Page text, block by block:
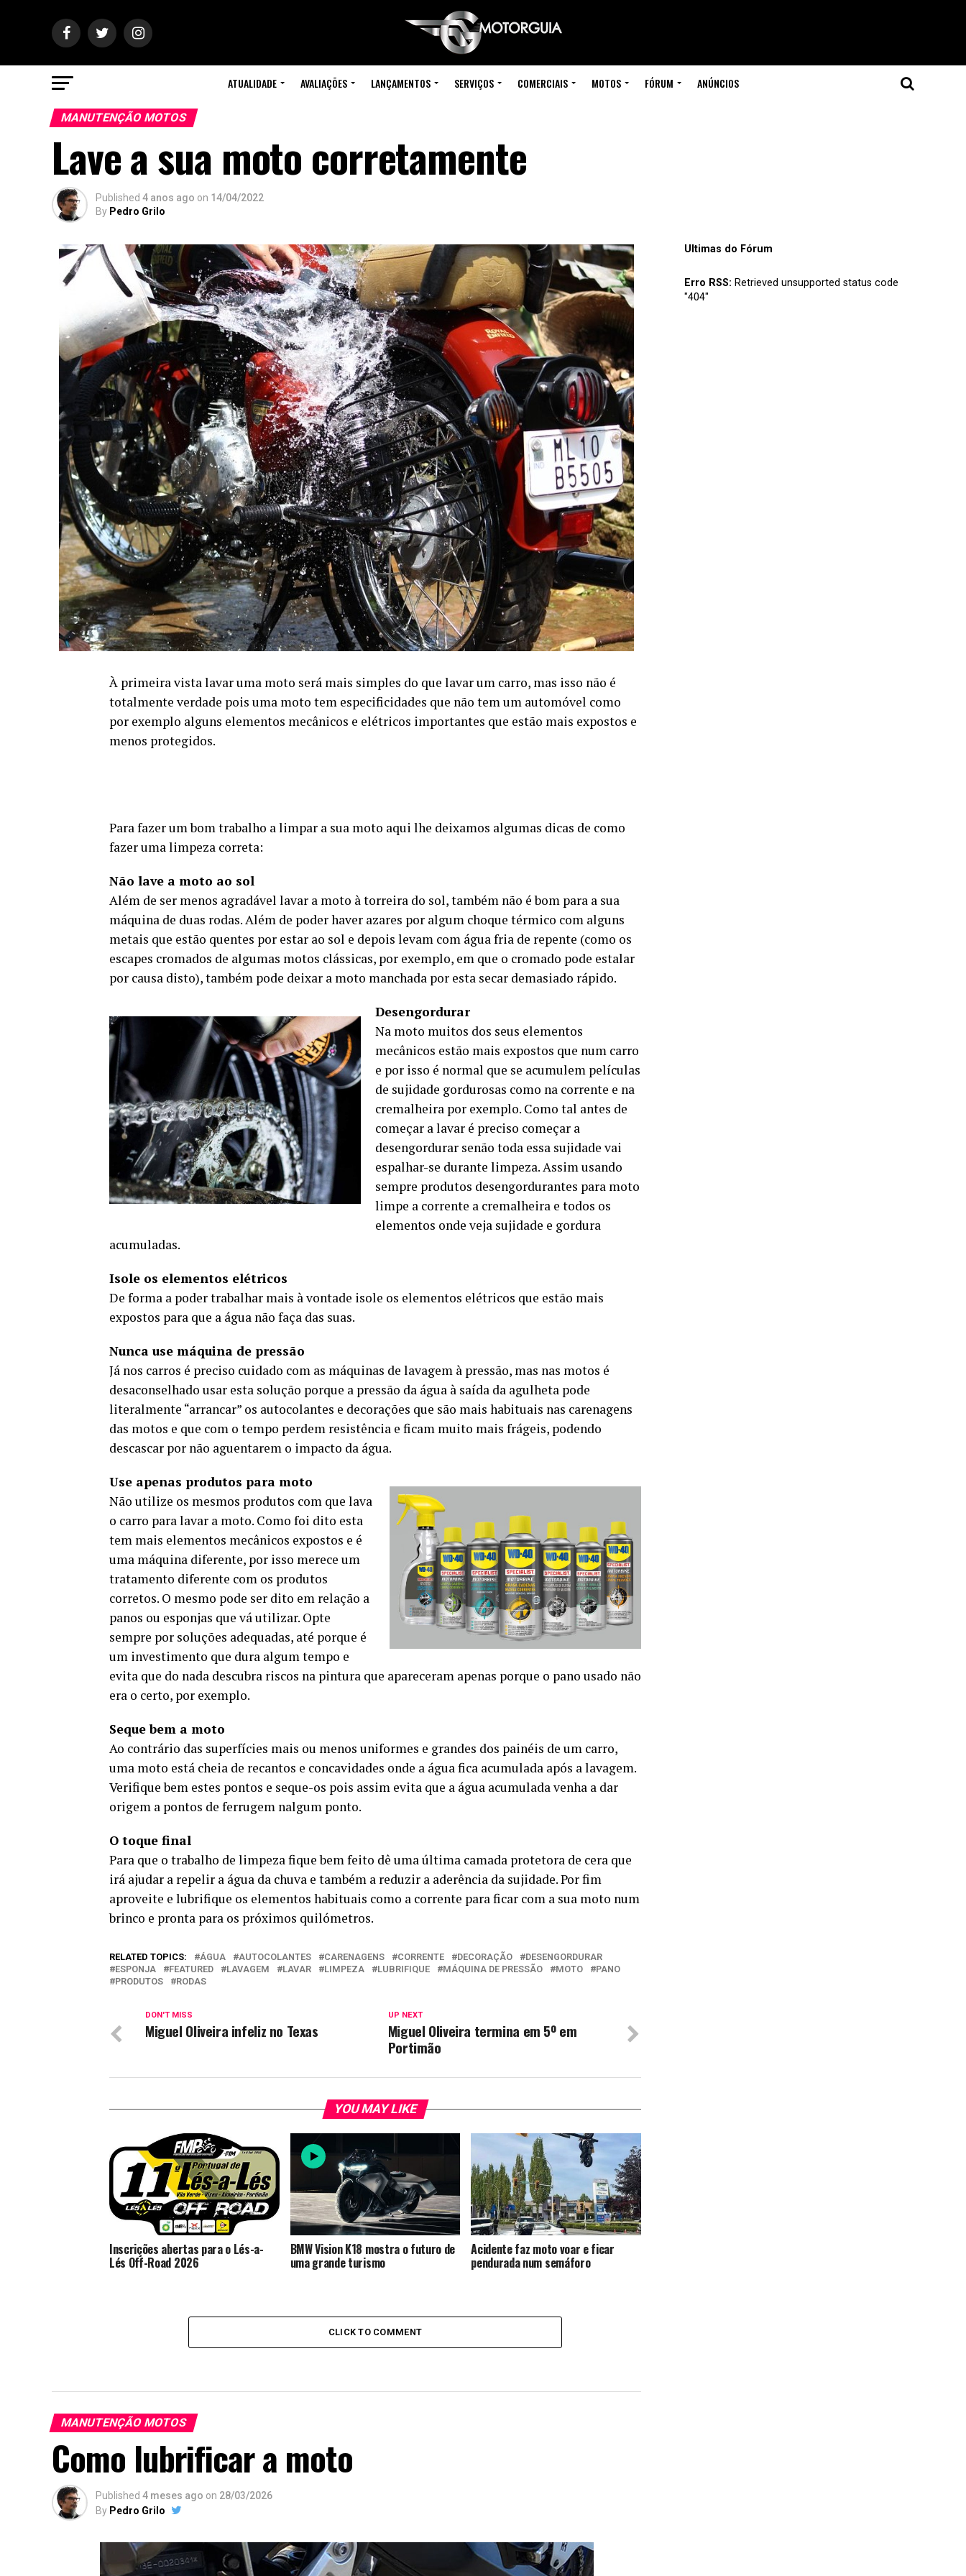
ATUALIDADE AVALIAÇÕES LANÇAMENTOS SERVIÇOS COMERCIAIS MOTOS FÓRUM ANÚNCIOS
MANUTENÇÃO MOTOS
Lave a sua moto corretamente
Published 4 anos ago on 14/04/2022
By Pedro Grilo
À primeira vista lavar uma moto será mais simples do que lavar um carro, mas isso não é
totalmente verdade pois uma moto tem especificidades que não tem um automóvel como
por exemplo alguns elementos mecânicos e elétricos importantes que estão mais expostos e
menos protegidos.
Para fazer um bom trabalho a limpar a sua moto aqui lhe deixamos algumas dicas de como
fazer uma limpeza correta:
Não lave a moto ao sol
Além de ser menos agradável lavar a moto à torreira do sol, também não é bom para a sua
máquina de duas rodas. Além de poder haver azares por algum choque térmico com alguns
metais que estão quentes por estar ao sol e depois levam com água fria de repente (como os
escapes cromados de algumas motos clássicas, por exemplo, em que o cromado pode estalar
por causa disto), também pode deixar a moto manchada por esta secar demasiado rápido.
Desengordurar
Na moto muitos dos seus elementos
mecânicos estão mais expostos que num carro
e por isso é normal que se acumulem películas
de sujidade gordurosas como na corrente e na
cremalheira por exemplo. Como tal antes de
começar a lavar é preciso começar a
desengordurar senão toda essa sujidade vai
espalhar-se durante limpeza. Assim usando
sempre produtos desengordurantes para moto
limpe a corrente a cremalheira e todos os
elementos onde veja sujidade e gordura
acumuladas.
Isole os elementos elétricos
De forma a poder trabalhar mais à vontade isole os elementos elétricos que estão mais
expostos para que a água não faça das suas.
Nunca use máquina de pressão
Já nos carros é preciso cuidado com as máquinas de lavagem à pressão, mas nas motos é
desaconselhado usar esta solução porque a pressão da água à saída da agulheta pode
literalmente “arrancar” os autocolantes e decorações que são mais habituais nas carenagens
das motos e que com o tempo perdem resistência e ficam muito mais frágeis, podendo
descascar por não aguentarem o impacto da água.
Use apenas produtos para moto
Não utilize os mesmos produtos com que lava
o carro para lavar a moto. Como foi dito esta
tem mais elementos mecânicos expostos e é
uma máquina diferente, por isso merece um
tratamento diferente com os produtos
corretos. O mesmo pode ser dito em relação a
panos ou esponjas que vá utilizar. Opte
sempre por soluções adequadas, até porque é
um investimento que dura algum tempo e
evita que do nada descubra riscos na pintura que apareceram apenas porque o pano usado não
era o certo, por exemplo.
Seque bem a moto
Ao contrário das superfícies mais ou menos uniformes e grandes dos painéis de um carro,
uma moto está cheia de recantos e concavidades onde a água fica acumulada após a lavagem.
Verifique bem estes pontos e seque-os pois assim evita que a água acumulada venha a dar
origem a pontos de ferrugem nalgum ponto.
O toque final
Para que o trabalho de limpeza fique bem feito dê uma última camada protetora de cera que
irá ajudar a repelir a água da chuva e também a reduzir a aderência da sujidade. Por fim
aproveite e lubrifique os elementos habituais como a corrente para ficar com a sua moto num
brinco e pronta para os próximos quilómetros.
RELATED TOPICS: ÁGUA AUTOCOLANTES CARENAGENS CORRENTE DECORAÇÃO
DESENGORDURAR
ESPONJA
FEATURED LAVAGEM LAVAR LIMPEZA LUBRIFIQUE MÁQUINA DE PRESSÃO MOTO
PANO
PRODUTOS
RODAS
UP NEXT
Miguel Oliveira termina em 5º em
Portimão
DON'T MISS
Miguel Oliveira infeliz no Texas
YOU MAY LIKE
Inscrições abertas para o Lés-a-
Lés Off-Road 2026
BMW Vision K18 mostra o futuro de
uma grande turismo
Acidente faz moto voar e ficar
pendurada num semáforo
CLICK TO COMMENT
MANUTENÇÃO MOTOS
Como lubrificar a moto
Published 4 meses ago on 28/03/2026
By Pedro Grilo
Ultimas do Fórum
Erro RSS: Retrieved unsupported status code
"404"